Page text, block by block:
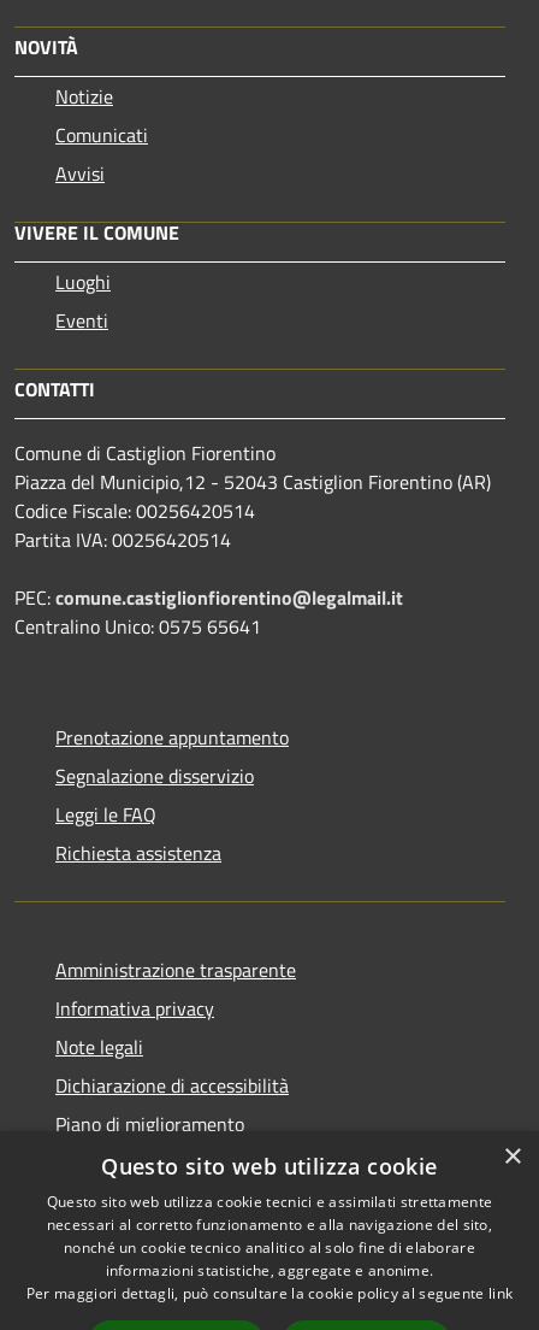
NOVITÀ
Notizie
Comunicati
Avvisi
VIVERE IL COMUNE
Luoghi
Eventi
CONTATTI
Comune di Castiglion Fiorentino
Piazza del Municipio,12 - 52043 Castiglion Fiorentino (AR)
Codice Fiscale: 00256420514
Partita IVA: 00256420514
PEC:comune.castiglionfiorentino@legalmail.it
Centralino Unico: 0575 65641
Prenotazione appuntamento
Segnalazione disservizio
Leggi le FAQ
Richiesta assistenza
Amministrazione trasparente
Informativa privacy
Note legali
Dichiarazione di accessibilità
Piano di miglioramento
Accessibilità
Privacy
Copyright © 2026 • Comune di
Castiglion Fiorentino •
Powered byMunicipium •
×
Questo sito web utilizza cookie
Questo sito web utilizza cookie tecnici e assimilati strettamente
necessari al corretto funzionamento e alla navigazione del sito,
nonché un cookie tecnico analitico al solo fine di elaborare
informazioni statistiche, aggregate e anonime.
Per maggiori dettagli, può consultare la cookie policy al seguente link